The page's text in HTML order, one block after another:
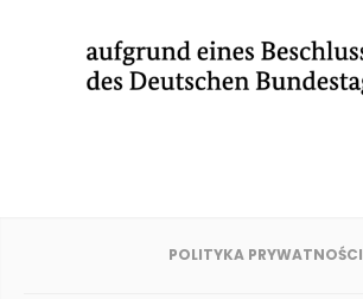
POLITYKA PRYWATNOŚCI